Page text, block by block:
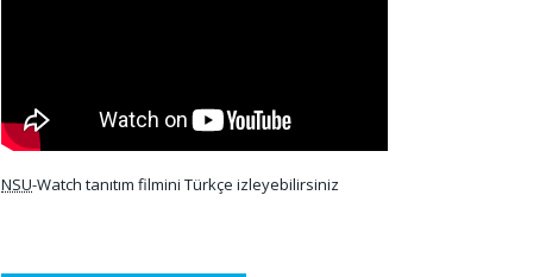
NSU-Watch tanıtım filmini Türkçe izleyebilirsiniz